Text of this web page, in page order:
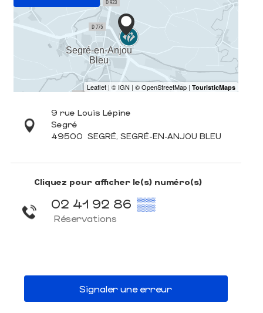
9 rue Louis Lépine
Segré
49500 SEGRÉ, SEGRÉ-EN-ANJOU BLEU
Cliquez pour afficher le(s) numéro(s)
02 41 92 86 ▒▒
Réservations
Signaler une erreur